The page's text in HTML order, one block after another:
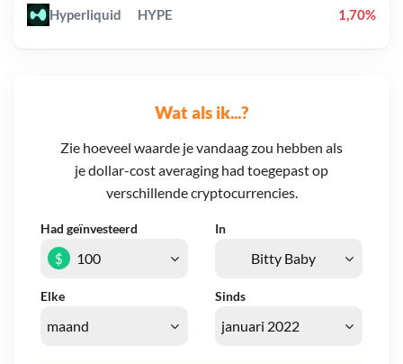
Wat als ik...?
Zie hoeveel waarde je vandaag zou hebben als
je dollar-cost averaging had toegepast op
verschillende cryptocurrencies.
Had geïnvesteerd In
Elke Sinds
$
Hyperliquid HYPE 1,70%